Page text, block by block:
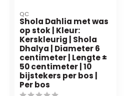
QC
Shola Dahlia met was
op stok | Kleur:
Kerskleurig | Shola
Dhalya | Diameter 6
centimeter | Lengte ±
50 centimeter | 10
bijstekers per bos |
Per bos